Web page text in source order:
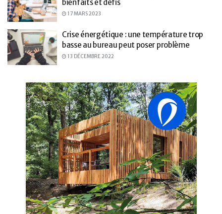
bienfaits et défis
17 MARS 2023
Crise énergétique : une température trop
basse au bureau peut poser problème
13 DÉCEMBRE 2022